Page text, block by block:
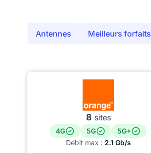
Antennes Meilleurs forfaits
8 sites
4G 5G
5G+
Débit max : 2.1 Gb/s